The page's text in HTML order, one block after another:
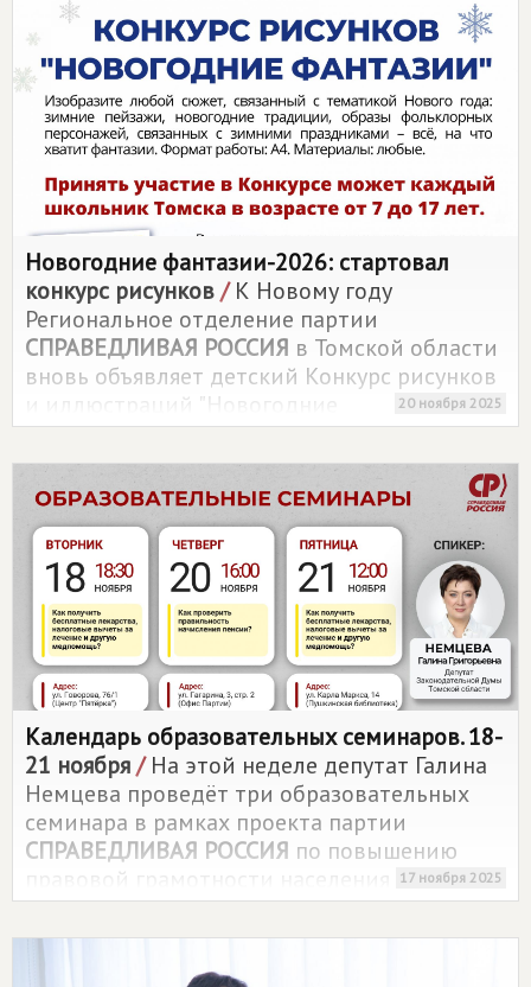
получать бесплатные лекарства, налоговые
вычеты за лечение и другую медицинскую
помощь" в рамках партийного проекта по
повышению правовой грамотности
населения.
Новогодние фантазии-2026: стартовал
конкурс рисунков/К Новому году
Региональное отделение партии
СПРАВЕДЛИВАЯ РОССИЯ в Томской области
вновь объявляет детский Конкурс рисунков
и иллюстраций "Новогодние
фантазии-2026"! Победители будут
награждены дипломами и уникальными
почтовыми открытками с изображением
лучших работ!
20 ноября 2025
Календарь образовательных семинаров. 18-
21 ноября/На этой неделе депутат Галина
Немцева проведёт три образовательных
семинара в рамках проекта партии
СПРАВЕДЛИВАЯ РОССИЯ по повышению
правовой грамотности населения Томской
области.
17 ноября 2025